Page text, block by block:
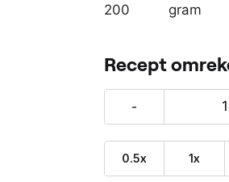
200
gram
Recept
-
0.5x 1x